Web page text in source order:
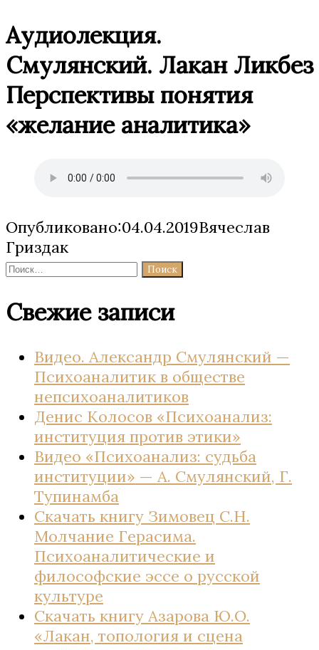
Аудиолекция.
Смулянский. Лакан Ликбез
Перспективы понятия
«желание аналитика»
Опубликовано:04.04.2019Вячеслав
Гриздак
Найти:
Свежие записи
Видео. Александр Смулянский —
Психоаналитик в обществе
непсихоаналитиков
Денис Колосов «Психоанализ:
институция против этики»
Видео «Психоанализ: судьба
институции» — А. Смулянский, Г.
Тупинамба
Скачать книгу Зимовец С.Н.
Молчание Герасима.
Психоаналитические и
философские эссе о русской
культуре
Скачать книгу Азарова Ю.О.
«Лакан, топология и сцена